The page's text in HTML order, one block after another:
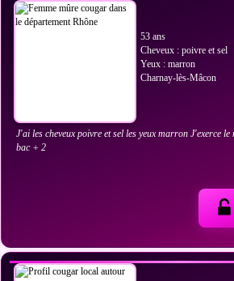
53 ans
Cheveux : poivre et sel
Yeux : marron
Charnay-lès-Mâcon
J'ai les cheveux poivre et sel les yeux marron J'exerce
bac + 2